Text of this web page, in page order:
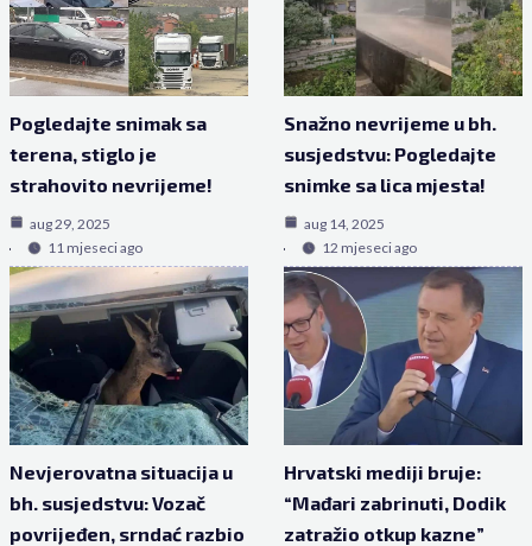
Pogledajte snimak sa
terena, stiglo je
strahovito nevrijeme!
aug 29, 2025
11 mjeseci ago
Snažno nevrijeme u bh.
susjedstvu: Pogledajte
snimke sa lica mjesta!
aug 14, 2025
12 mjeseci ago
Nevjerovatna situacija u
bh. susjedstvu: Vozač
povrijeđen, srndać razbio
Hrvatski mediji bruje:
“Mađari zabrinuti, Dodik
zatražio otkup kazne”